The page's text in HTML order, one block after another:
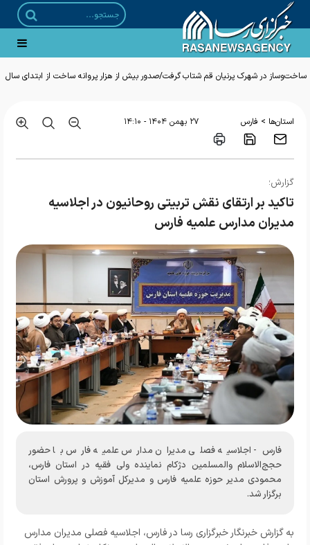
ساخت‌وساز در شهرک پرنیان قم شتاب گرفت/صدور بیش از هزار پروانه ساخت از ابتدای سال
استان‌ها > فارس ۲۷ بهمن ۱۴۰۴ - ۱۴:۱۰
گزارش؛
تاکید بر ارتقای نقش تربیتی روحانیون در اجلاسیه
مدیران مدارس علمیه فارس
فارس- اجلاسیه فصلی مدیران مدارس علمیه فارس با حضور
حجج‌الاسلام والمسلمین دژکام نماینده ولی فقیه در استان فارس،
محمودی مدیر حوزه علمیه فارس و مدیرکل آموزش و پرورش استان
برگزار شد.
به گزارش خبرنگار خبرگزاری رسا در فارس، اجلاسیه فصلی مدیران مدارس